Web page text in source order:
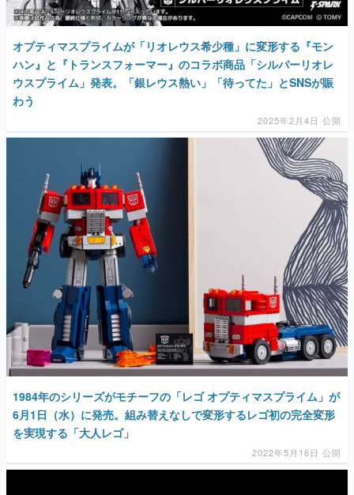
ゲームが変えた日本語
の起源や用法の変遷を、コンピューター文化史研究家・タ
イニーP氏が徹底調査。
カテゴリ
特集記事
女性向け
アプリレビュー
その他
電ファミニコゲーマーとは？
運営：株式会社マレ
オプティマスプライムが「リオレウス希少種」に変形する『モン
ハン』と『トランスフォーマー』のコラボ商品「シルバーリオレ
ウスプライム」発表。「銀レウス熱い」「待ってた」とSNSが賑
わう
2025年2月4日 公開
1984年のシリーズがモチーフの「レゴ オプティマスプライム」が
6月1日（水）に発売。組み替えなしで変形するレゴ初の完全変形
を実現する「大人レゴ」
2022年5月16日 公開